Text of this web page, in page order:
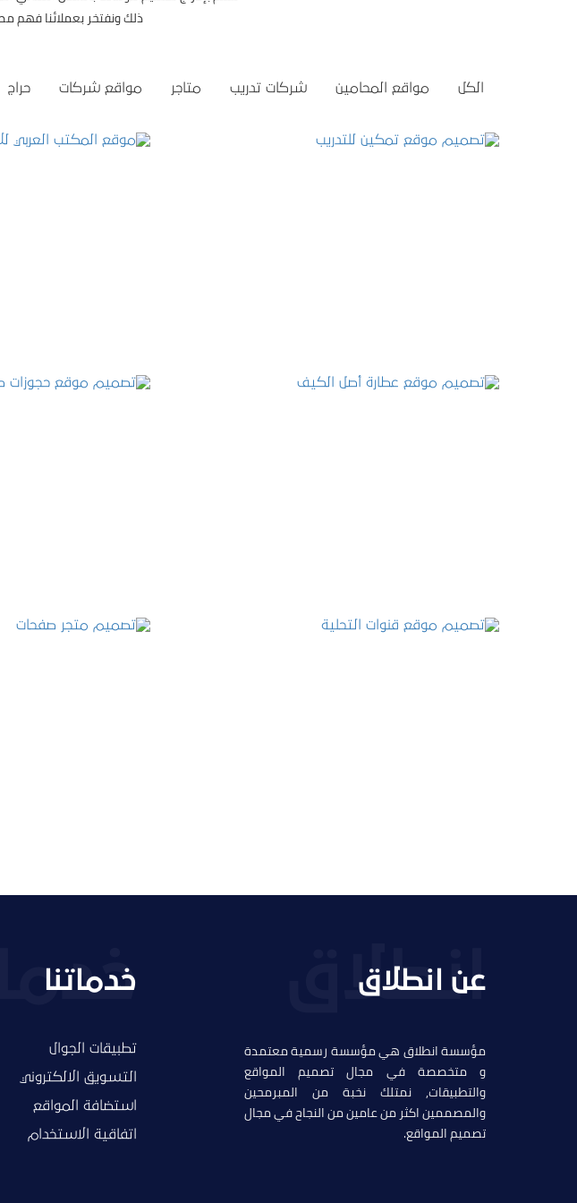
ذلك ونفتخر بعملائنا فهم
الكل مواقع المحامين شركات تدريب متاجر مواقع شركات حراج
عن انطلاق
مؤسسة انطلاق هي مؤسسة رسمية معتمدة
و متخصصة في مجال تصميم المواقع
والتطبيقات, نمتلك نخبة من المبرمحين
والمصممين اكثر من عامين من النجاح في مجال
تصميم المواقع.
خدماتنا
تطبيقات الجوال
التسويق الالكتروني
استضافة المواقع
اتفاقية الاستخدام